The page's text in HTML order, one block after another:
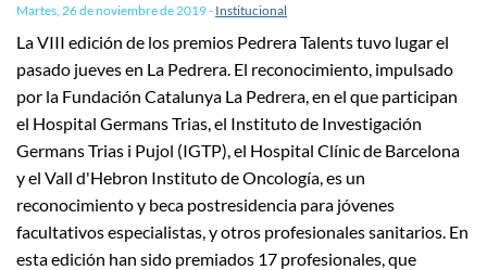
Martes, 26 de noviembre de 2019- Institucional
La VIII edición de los premios Pedrera Talents tuvo lugar el
pasado jueves en La Pedrera. El reconocimiento, impulsado
por la Fundación Catalunya La Pedrera, en el que participan
el Hospital Germans Trias, el Instituto de Investigación
Germans Trias i Pujol (IGTP), el Hospital Clínic de Barcelona
y el Vall d'Hebron Instituto de Oncología, es un
reconocimiento y beca postresidencia para jóvenes
facultativos especialistas, y otros profesionales sanitarios. En
esta edición han sido premiados 17 profesionales, que